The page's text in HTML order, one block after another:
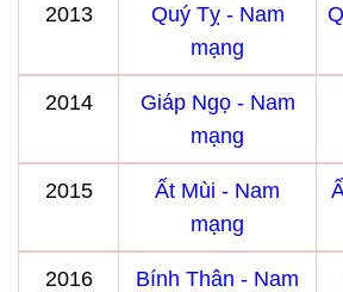
2013
Quý Tỵ - Nam
mạng
2014
Giáp Ngọ - Nam
mạng
2015
Ất Mùi - Nam
mạng
2016
Bính Thân - Nam